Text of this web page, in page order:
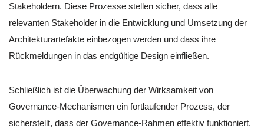
Stakeholdern. Diese Prozesse stellen sicher, dass alle
relevanten Stakeholder in die Entwicklung und Umsetzung der
Architekturartefakte einbezogen werden und dass ihre
Rückmeldungen in das endgültige Design einfließen.
Schließlich ist die Überwachung der Wirksamkeit von
Governance-Mechanismen ein fortlaufender Prozess, der
sicherstellt, dass der Governance-Rahmen effektiv funktioniert.